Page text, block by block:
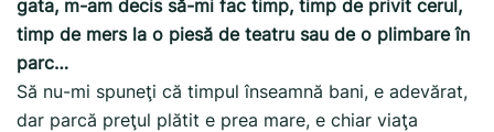
gata, m-am decis să-mi fac timp, timp de privit cerul,
timp de mers la o piesă de teatru sau de o plimbare în
parc…
Să nu-mi spuneţi că timpul înseamnă bani, e adevărat,
dar parcă preţul plătit e prea mare, e chiar viaţa